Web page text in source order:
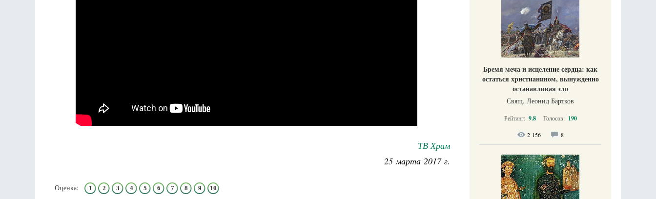
ТВ Храм
25 марта 2017 г.
Оценка: 1 2 3 4 5 6 7 8 9 10
Бремя меча и исцеление сердца: как
остаться христианином, вынужденно
останавливая зло
Свящ. Леонид Бартков
Рейтинг: 9.8 Голосов: 190
2 156 8